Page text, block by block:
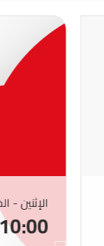
الإثنين - الخميس
10:00 - 12:30